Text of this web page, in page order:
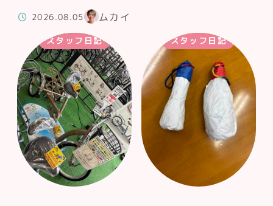
2026.08.05 ムカイ
スタッフ日記 スタッフ日記